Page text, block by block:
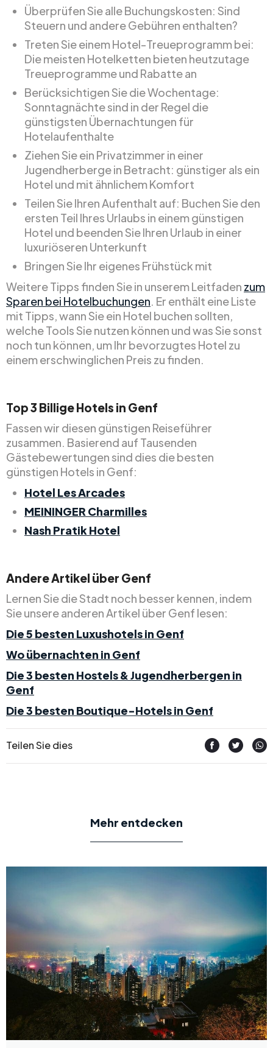
Überprüfen Sie alle Buchungskosten: Sind
Steuern und andere Gebühren enthalten?
Treten Sie einem Hotel-Treueprogramm bei:
Die meisten Hotelketten bieten heutzutage
Treueprogramme und Rabatte an
Berücksichtigen Sie die Wochentage:
Sonntagnächte sind in der Regel die
günstigsten Übernachtungen für
Hotelaufenthalte
Ziehen Sie ein Privatzimmer in einer
Jugendherberge in Betracht: günstiger als ein
Hotel und mit ähnlichem Komfort
Teilen Sie Ihren Aufenthalt auf: Buchen Sie den
ersten Teil Ihres Urlaubs in einem günstigen
Hotel und beenden Sie Ihren Urlaub in einer
luxuriöseren Unterkunft
Bringen Sie Ihr eigenes Frühstück mit
Weitere Tipps finden Sie in unserem Leitfaden zum
Sparen bei Hotelbuchungen. Er enthält eine Liste
mit Tipps, wann Sie ein Hotel buchen sollten,
welche Tools Sie nutzen können und was Sie sonst
noch tun können, um Ihr bevorzugtes Hotel zu
einem erschwinglichen Preis zu finden.
Top3 BilligeHotels in Genf
Fassen wir diesen günstigen Reiseführer
zusammen. Basierend auf Tausenden
Gästebewertungen sind dies die besten
günstigen Hotels in Genf:
Hotel Les Arcades
MEININGER Charmilles
Nash Pratik Hotel
Andere Artikel über Genf
Lernen Sie die Stadt noch besser kennen, indem
Sie unsere anderen Artikel über Genf lesen:
Die 5 besten Luxushotels in Genf
Wo übernachten in Genf
Die 3 besten Hostels & Jugendherbergen in
Genf
Die 3 besten Boutique-Hotels in Genf
Teilen Sie dies
Mehr entdecken